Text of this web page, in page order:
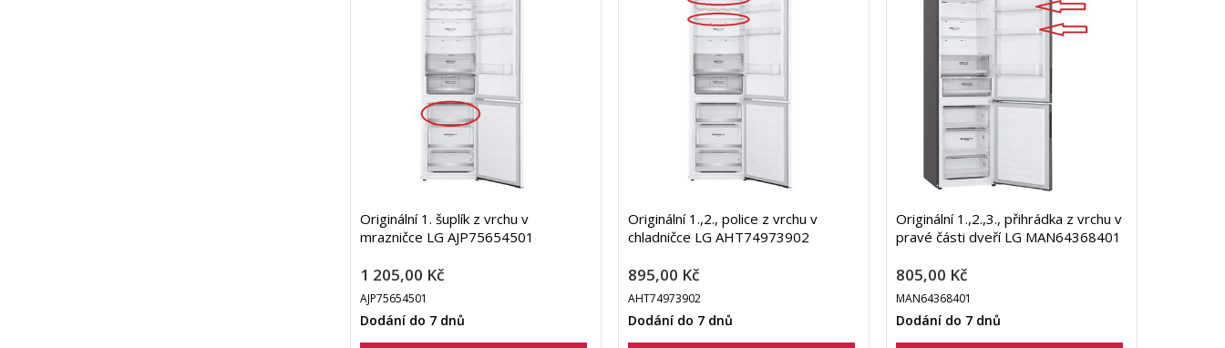
Originální 1. šuplík z vrchu v
mrazničce LG AJP75654501
1 205,00 Kč
AJP75654501
Dodání do 7 dnů
Originální 1.,2., police z vrchu v
chladničce LG AHT74973902
895,00 Kč
AHT74973902
Dodání do 7 dnů
Originální 1.,2.,3., přihrádka z vrchu v
pravé části dveří LG MAN64368401
805,00 Kč
MAN64368401
Dodání do 7 dnů